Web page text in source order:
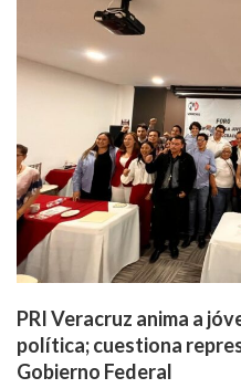
PRI Veracruz anima a
política; cuestiona
Gobierno Federal